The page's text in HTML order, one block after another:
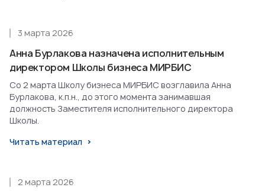
Анна Бурлакова назначена исполнительным
директором Школы бизнеса МИРБИС
3 марта 2026
Со 2 марта Школу бизнеса МИРБИС возглавила Анна
Бурлакова, к.п.н., до этого момента занимавшая
должность Заместителя исполнительного директора
Школы.
Читать материал
2 марта 2026